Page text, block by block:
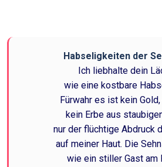
Habseligkeiten der
Ich liebhalte dein
wie eine kostbare
Fürwahr es ist kein Gold,
kein Erbe aus
nur der flüchtige Abdruck
auf meiner Haut. Die
wie ein stiller Gast am